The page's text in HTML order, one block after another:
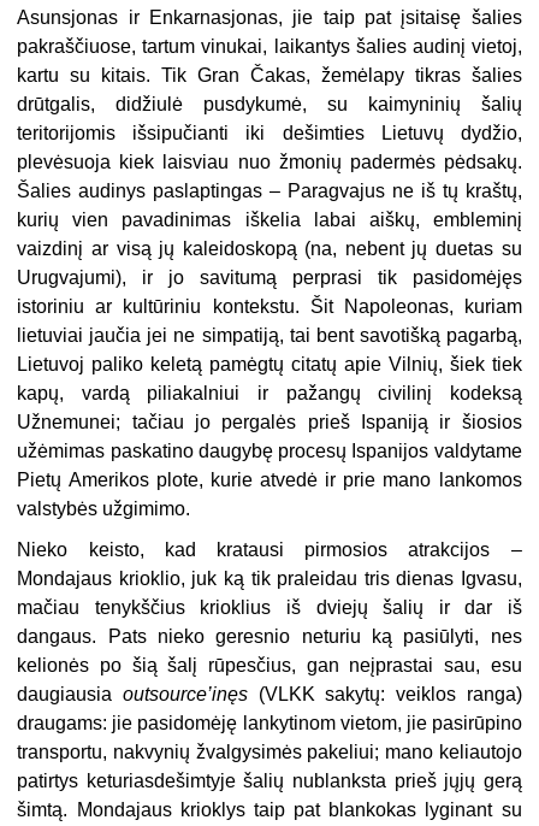
Asunsjonas ir Enkarnasjonas, jie taip pat įsitaisę šalies
pakraščiuose, tartum vinukai, laikantys šalies audinį vietoj,
kartu su kitais. Tik Gran Čakas, žemėlapy tikras šalies
drūtgalis, didžiulė pusdykumė, su kaimyninių šalių
teritorijomis išsipučianti iki dešimties Lietuvų dydžio,
plevėsuoja kiek laisviau nuo žmonių padermės pėdsakų.
Šalies audinys paslaptingas – Paragvajus ne iš tų kraštų,
kurių vien pavadinimas iškelia labai aiškų, embleminį
vaizdinį ar visą jų kaleidoskopą (na, nebent jų duetas su
Urugvajumi), ir jo savitumą perprasi tik pasidomėjęs
istoriniu ar kultūriniu kontekstu. Šit Napoleonas, kuriam
lietuviai jaučia jei ne simpatiją, tai bent savotišką pagarbą,
Lietuvoj paliko keletą pamėgtų citatų apie Vilnių, šiek tiek
kapų, vardą piliakalniui ir pažangų civilinį kodeksą
Užnemunei; tačiau jo pergalės prieš Ispaniją ir šiosios
užėmimas paskatino daugybę procesų Ispanijos valdytame
Pietų Amerikos plote, kurie atvedė ir prie mano lankomos
valstybės užgimimo.
Nieko keisto, kad kratausi pirmosios atrakcijos –
Mondajaus krioklio, juk ką tik praleidau tris dienas Igvasu,
mačiau tenykščius krioklius iš dviejų šalių ir dar iš
dangaus. Pats nieko geresnio neturiu ką pasiūlyti, nes
kelionės po šią šalį rūpesčius, gan neįprastai sau, esu
daugiausiaoutsource’inęs (VLKK sakytų: veiklos ranga)
draugams: jie pasidomėję lankytinom vietom, jie pasirūpino
transportu, nakvynių žvalgysimės pakeliui; mano keliautojo
patirtys keturiasdešimtyje šalių nublanksta prieš jųjų gerą
šimtą. Mondajaus krioklys taip pat blankokas lyginant su